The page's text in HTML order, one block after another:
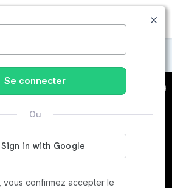
MENU
à Barbentane
Se connecter
Ou
vous confirmez accepter le